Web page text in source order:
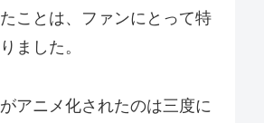
ことは、ファンにとって特
ました。
がアニメ化されたのは三度に